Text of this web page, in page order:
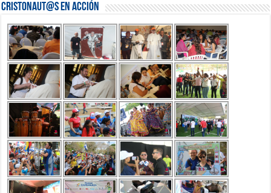
Cristonaut@s en Acción